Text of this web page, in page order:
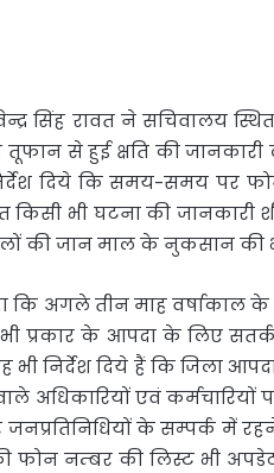
सिंह रावत ने सचिवालय
से हुई क्षति की जानकारी
दिये कि समय-समय पर
भी घटना की जानकारी
की जान माल के नुकसान की
कि अगले तीन माह
प्रकार के आपदा के लिए
भी निर्देश दिये हैं कि जिला
अधिकारियों एवं कर्मचारियों
के सम्पर्क में
फोन नम्बर की लिस्ट भी